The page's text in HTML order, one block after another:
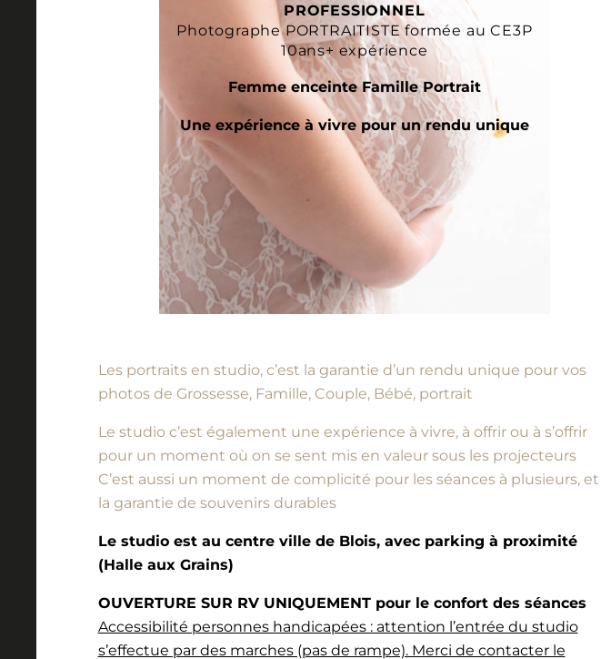
PROFESSIONNEL
Photographe PORTRAITISTE formée au CE3P
10ans+ expérience
Femme enceinte Famille Portrait
Une expérience à vivre pour un rendu unique
Les portraits en studio, c’est la garantie d’un rendu unique pour vos
photos de Grossesse, Famille, Couple, Bébé, portrait
Le studio c’est également une expérience à vivre, à offrir ou à s’offrir
pour un moment où on se sent mis en valeur sous les projecteurs
C’est aussi un moment de complicité pour les séances à plusieurs, et
la garantie de souvenirs durables
Le studio est au centre ville de Blois, avec parking à proximité
(Halle aux Grains)
OUVERTURE SUR RV UNIQUEMENT pour le confort des séances
Accessibilité personnes handicapées : attention l’entrée du studio
s’effectue par des marches (pas de rampe). Merci de contacter le